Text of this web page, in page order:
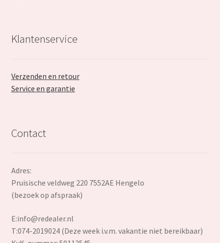
Klantenservice
Verzenden en retour
Service en garantie
Contact
Adres:
Pruisische veldweg 220 7552AE Hengelo
(bezoek op afspraak)
E:info@redealer.nl
T:074-2019024 (Deze week i.v.m. vakantie niet bereikbaar)